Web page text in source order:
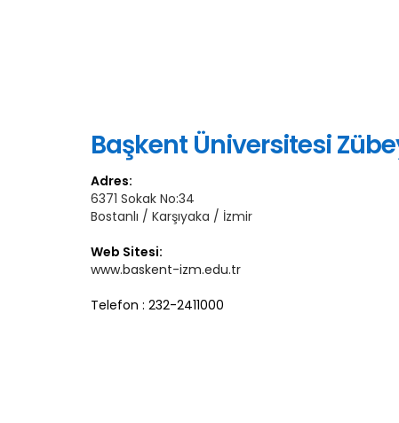
Başkent Üniversitesi
Adres:
6371 Sokak No:34
Bostanlı / Karşıyaka / İzmir
Web Sitesi:
www.baskent-izm.edu.tr
Telefon : 232-2411000